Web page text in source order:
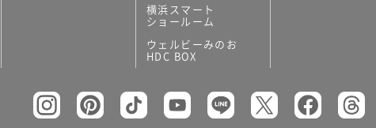
横浜スマート
ショールーム
ウェルビーみのお
HDC BOX